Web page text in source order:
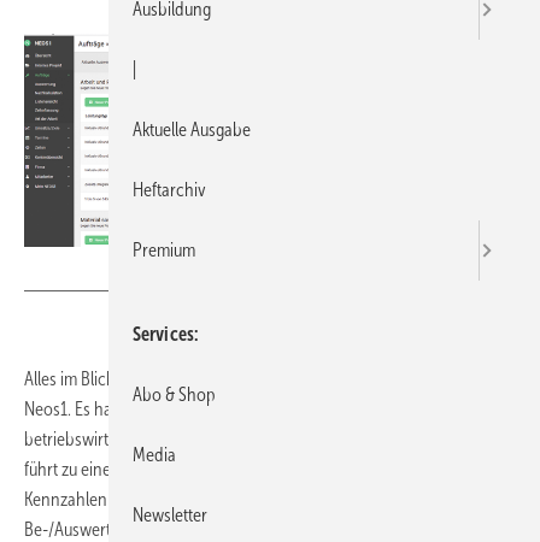
Alles im Blick und unter Kontrolle, das verspricht die Anwendung
Neos1. Es handelt sich um eine Software, mit der sich taggenaue
betriebswirtschaftliche Zahlen zur eigenen Firma ermitteln lassen. Das
führt zu einem detaillierten Überblick, der entscheidungsfördernde
Kennzahlen berücksichtigt. Sowohl das Einsehen und die
Be-/Auswertung von Einzelaufträgen als auch eine komplette
Ausbildung
Aktuelle Ausgabe
Heftarchiv
Premium
Services
Abo & Shop
Media
Newsletter